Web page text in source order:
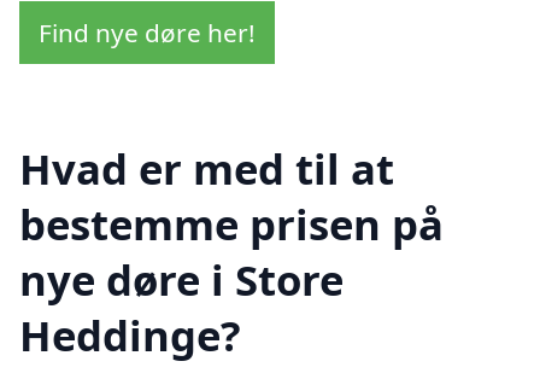
Find nye døre her!
Hvad er med til at
bestemme prisen på
nye døre i Store
Heddinge?